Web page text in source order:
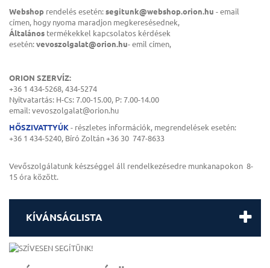
Webshop rendelés esetén:segitunk@webshop.orion.hu - email
címen, hogy nyoma maradjon megkeresésednek,
Általános termékekkel kapcsolatos kérdések
esetén:vevoszolgalat@orion.hu- emil címen,
ORION SZERVÍZ:
+36 1 434-5268, 434-5274
Nyitvatartás: H-Cs: 7.00-15.00, P: 7.00-14.00
email: vevoszolgalat@orion.hu
HŐSZIVATTYÚK- részletes információk, megrendelések esetén:
+36 1 434-5240, Bíró Zoltán +36 30 747-8633
Vevőszolgálatunk készséggel áll rendelkezésedre munkanapokon 8-
15 óra között.
KÍVÁNSÁGLISTA